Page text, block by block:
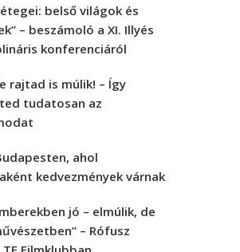
belső világok és
– beszámoló a XI. Illyés
konferenciáról
rajtad is múlik! – Így
tudatosan az
ahol
kedvezmények várnak
jó – elmúlik, de
– Rófusz